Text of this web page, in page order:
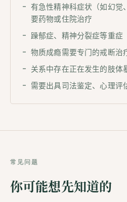
有急性精神科症状（如幻觉
要药物或住院治疗
躁郁症、精神分裂症等重症
物质成瘾需要专门的戒断治
关系中存在正在发生的肢体
需要出具司法鉴定、心理评
常见问题
你可能想先知道的